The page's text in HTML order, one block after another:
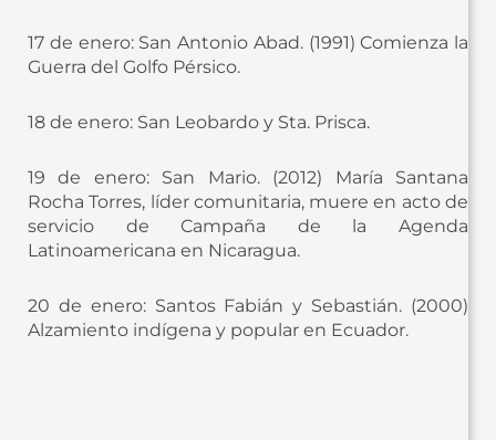
17 de enero: San Antonio Abad. (1991) Comienza la
Guerra del Golfo Pérsico.
18 de enero: San Leobardo y Sta. Prisca.
19 de enero: San Mario. (2012) María Santana
Rocha Torres, líder comunitaria, muere en acto de
servicio de Campaña de la Agenda
Latinoamericana en Nicaragua.
20 de enero: Santos Fabián y Sebastián. (2000)
Alzamiento indígena y popular en Ecuador.